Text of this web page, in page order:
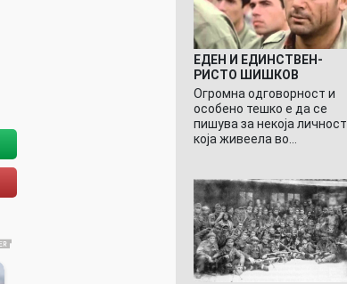
ЕДЕН И ЕДИНСТВЕН-
РИСТО ШИШКОВ
Огромна одговорност и
особено тешко е да се
пишува за некоја личност
која живеела во…